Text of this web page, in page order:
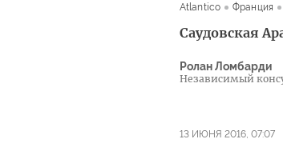
Atlantico Франция
Саудовская
Ролан Ломбарди
Независимый
13 ИЮНЯ 2016, 07:07